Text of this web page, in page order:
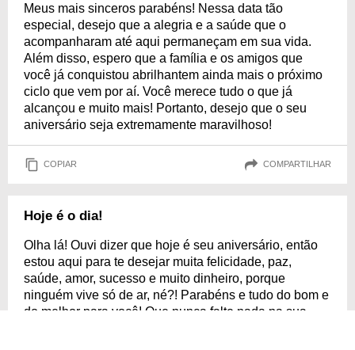
Meus mais sinceros parabéns! Nessa data tão
especial, desejo que a alegria e a saúde que o
acompanharam até aqui permaneçam em sua vida.
Além disso, espero que a família e os amigos que
você já conquistou abrilhantem ainda mais o próximo
ciclo que vem por aí. Você merece tudo o que já
alcançou e muito mais! Portanto, desejo que o seu
aniversário seja extremamente maravilhoso!
COPIAR COMPARTILHAR
Hoje é o dia!
Olha lá! Ouvi dizer que hoje é seu aniversário, então
estou aqui para te desejar muita felicidade, paz,
saúde, amor, sucesso e muito dinheiro, porque
ninguém vive só de ar, né?! Parabéns e tudo do bom e
do melhor para você! Que nunca falte nada na sua